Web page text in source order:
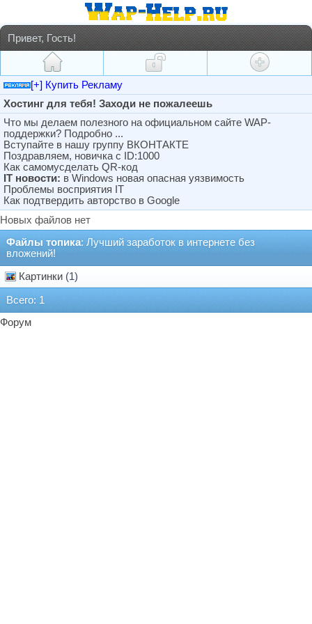
Привет, Гость!
[+] Купить Рекламу
Хостинг для тебя! Заходи не пожалеешь
Что мы делаем полезного на официальном сайте WAP-
поддержки? Подробно ...
Вступайте в нашу группу ВКОНТАКТЕ
Поздравляем, новичка с ID:1000
Как самомусделать QR-код
IT новости: в Windows новая опасная уязвимость
Проблемы восприятия IT
Как подтвердить авторство в Google
Новых файлов нет
Файлы топика: Лучший заработок в интернете без
вложений!
Картинки (1)
Всего: 1
Форум